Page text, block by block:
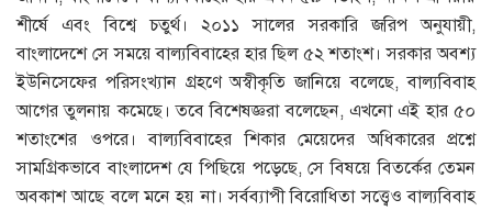
শীর্ষে এবং বিশ্বে চতুর্থ। ২০১১ সালের সরকারি জরিপ অনুযায়ী,
বাংলাদেশে সে সময়ে বাল্যবিবাহের হার ছিল ৫২ শতাংশ। সরকার অবশ্য
ইউনিসেফের পরিসংখ্যান গ্রহণে অস্বীকৃতি জানিয়ে বলেছে, বাল্যবিবাহ
আগের তুলনায় কমেছে। তবে বিশেষজ্ঞরা বলেছেন, এখনো এই হার ৫০
শতাংশের ওপরে। বাল্যবিবাহের শিকার মেয়েদের অধিকারের প্রশ্নে
সামগ্রিকভাবে বাংলাদেশ যে পিছিয়ে পড়েছে, সে বিষয়ে বিতর্কের তেমন
অবকাশ আছে বলে মনে হয় না। সর্বব্যাপী বিরোধিতা সত্ত্বেও বাল্যবিবাহ